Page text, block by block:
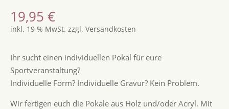
von 5,
basierend
auf
19,95 €
inkl. 19 % MwSt. zzgl. Versandkosten
Ihr sucht einen individuellen Pokal für eure
Sportveranstaltung?
Individuelle Form? Individuelle Gravur? Kein Problem.
Wir fertigen euch die Pokale aus Holz und/oder Acryl. Mit